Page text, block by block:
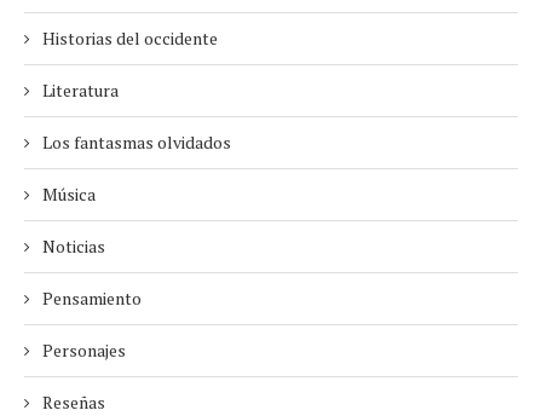
Historias del occidente
Literatura
Los fantasmas olvidados
Música
Noticias
Pensamiento
Personajes
Reseñas